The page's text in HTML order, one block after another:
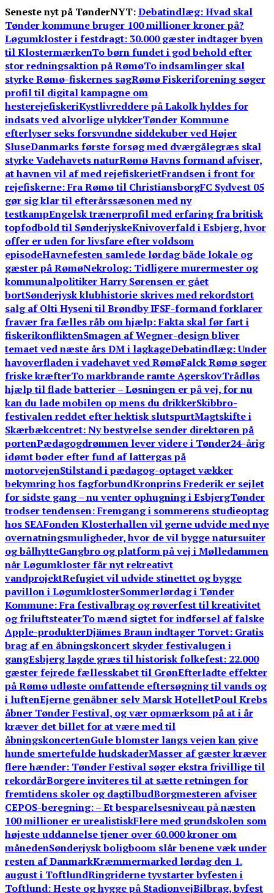
Skip
to
content
Seneste nyt på TønderNYT:Debatindlæg: Hvad skal
Tønder kommune bruger 100 millioner kroner på?
Løgumkloster i festdragt: 30.000 gæster indtager byen
til KlostermærkenTo børn fundet i god behold efter
stor redningsaktion på RømøTo indsamlinger skal
styrke Rømø-fiskernes sagRømø Fiskeriforening søger
profil til digital kampagne om
hesterejefiskeriKystlivreddere på Lakolk hyldes for
indsats ved alvorlige ulykkerTønder Kommune
efterlyser seks forsvundne siddekuber ved Højer
SluseDanmarks første forsøg med dværgålegræs skal
styrke Vadehavets naturRømø Havns formand afviser,
at havnen vil af med rejefiskerietFrandsen i front for
rejefiskerne: Fra Rømø til ChristiansborgFC Sydvest 05
gør sig klar til efterårssæsonen med ny
testkampEngelsk trænerprofil med erfaring fra britisk
topfodbold til SønderjyskeKnivoverfald i Esbjerg, hvor
offer er uden for livsfare efter voldsom
episodeHavnefesten samlede lørdag både lokale og
gæster på RømøNekrolog: Tidligere murermester og
kommunalpolitiker Harry Sørensen er gået
bortSønderjysk klubhistorie skrives med rekordstort
salg af Olti Hyseni til Brøndby IFSF-formand forklarer
fravær fra fælles råb om hjælp: Fakta skal før fart i
fiskerikonfliktenSmagen af Wegner-design bliver
temaet ved næste års DM i lagkageDebatindlæg: Under
havoverfladen i vadehavet ved RømøFalck Rømø søger
friske kræfterTo markbrande ramte AgerskovTrådløs
hjælp til flade batterier – Løsningen er på vej, for nu
kan du lade mobilen op mens du drikkerSkibbro-
festivalen reddet efter hektisk slutspurtMagtskifte i
Skærbækcentret: Ny bestyrelse sender direktøren på
portenPædagogdrømmen lever videre i Tønder24-årig
idømt bøder efter fund af lattergas på
motorvejenStilstand i pædagog-optaget vækker
bekymring hos fagforbundKronprins Frederik er sejlet
for sidste gang – nu venter ophugning i EsbjergTønder
trodser tendensen: Fremgang i sommerens studieoptag
hos SEAFonden Klosterhallen vil gerne udvide med nye
overnatningsmuligheder, hvor de vil bygge natursuiter
og bålhytteGangbro og platform på vej i Mølledammen
når Løgumkloster får nyt rekreativt
vandprojektRefugiet vil udvide stinettet og bygge
pavillon i LøgumklosterSommerlørdag i Tønder
Kommune: Fra festivalbrag og røverfest til kreativitet
og friluftsteaterTo mænd sigtet for indførsel af falske
Apple-produkterDjämes Braun indtager Torvet: Gratis
brag af en åbningskoncert skyder festivalugen i
gangEsbjerg lagde græs til historisk folkefest: 22.000
gæster fejrede fællesskabet til GrønEfterladte effekter
på Rømø udløste omfattende eftersøgning til vands og
i luftenEjerne genåbner selv Marsk HotelletPoul Krebs
åbner Tønder Festival, og vær opmærksom på at i år
kræver det billet for at være med til
åbningskoncertenGule blomster langs vejen kan give
hunde smertefulde hudskaderMasser af gæster kræver
flere hænder: Tønder Festival søger ekstra frivillige til
rekordårBorgere inviteres til at sætte retningen for
fremtidens skoler og dagtilbudBorgmesteren afviser
CEPOS-beregning: – Et besparelsesniveau på næsten
100 millioner er urealistiskFlere med grundskolen som
højeste uddannelse tjener over 60.000 kroner om
månedenSønderjysk boligboom slår benene væk under
resten af DanmarkKræmmermarked lørdag den 1.
august i ToftlundRingriderne tyvstarter byfesten i
Toftlund: Heste og hygge på StadionvejBilbrag, byfest